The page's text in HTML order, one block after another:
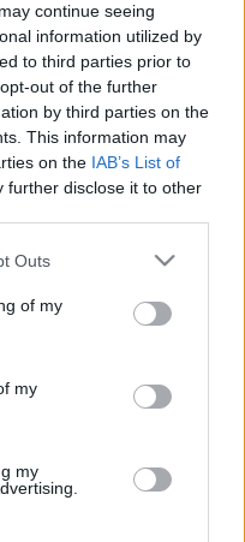
continue seeing
information utilized by
to third parties prior to
out of the further
by third parties on the
This information may
on the IAB’s List of
further disclose it to other
one or more Google
You may click to
its third-party tags to
in below Google
Outs
of my
my
my
– Τόλμη και Αλητεία
και Αλητεία
Artist όπως επίσης και
brands μόδας και
της για τις ανθρώπινες
την ακούς καθημερινά στον